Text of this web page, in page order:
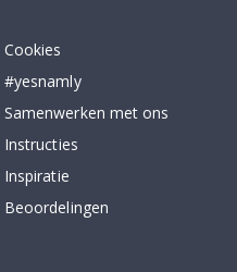
Cookies
#yesnamly
Samenwerken met ons
Instructies
Inspiratie
Beoordelingen